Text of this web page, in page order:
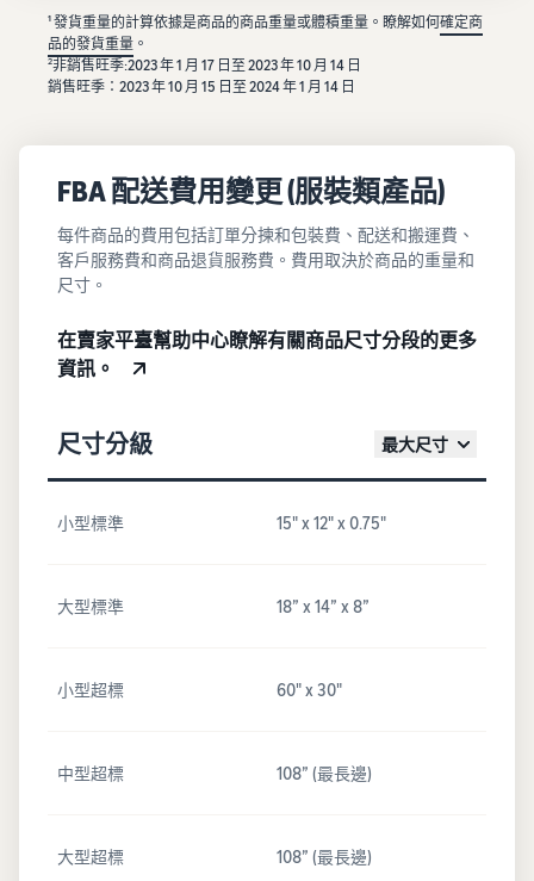
¹ 發貨重量的計算依據是商品的商品重量或體積重量。瞭解如何確定商
品的發貨重量 。
2非銷售旺季:2023 年 1 月 17 日至 2023 年 10 月 14 日
銷售旺季：2023 年 10 月 15 日至 2024 年 1 月 14 日
FBA 配送費用變更 (服裝類產品)
每件商品的費用包括訂單分揀和包裝費、配送和搬運費、
客戶服務費和商品退貨服務費。費用取決於商品的重量和
尺寸。
在賣家平臺幫助中心瞭解有關商品尺寸分段的更多
資訊。
尺寸分級 最大尺寸
小型標準 15" x 12" x 0.75"
大型標準 18” x 14” x 8”
小型超標 60" x 30"
中型超標 108” (最長邊)
大型超標 108” (最長邊)